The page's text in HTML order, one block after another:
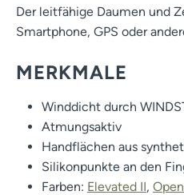
Der leitfähige Daumen und
Smartphone, GPS oder
MERKMALE
Winddicht durch
Atmungsaktiv
Handflächen aus
Silikonpunkte an den
Farben: Elevated II,